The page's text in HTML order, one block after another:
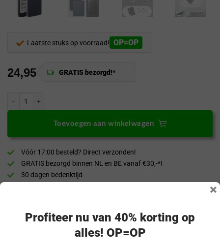
Laatste stuks op voorraad! OP=OP
GRATIS bezorgd!*
24,95
Toevoegen aan winkelwagen
Vóór 17:00 besteld? Direct verzonden!
GRATIS bezorgd binnen NL en BE vanaf €30,-*!
30 dagen bedenktijd
Productomschrijving
Profiteer nu van 40% korting op
alles! OP=OP
×